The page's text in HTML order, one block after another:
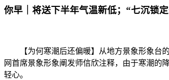
你早｜将送下半年气温新低；“七沉锁
【为何寒潮后还偏暖】从地方景象形象台的
网首席景象形象阐发师信欣注释，由于寒潮的
轻心。